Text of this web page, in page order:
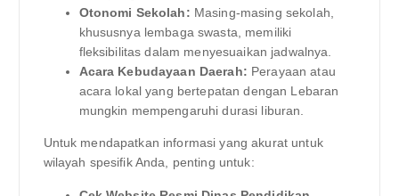
Otonomi Sekolah: Masing-masing sekolah,
khususnya lembaga swasta, memiliki
fleksibilitas dalam menyesuaikan jadwalnya.
Acara Kebudayaan Daerah: Perayaan atau
acara lokal yang bertepatan dengan Lebaran
mungkin mempengaruhi durasi liburan.
Untuk mendapatkan informasi yang akurat untuk
wilayah spesifik Anda, penting untuk: